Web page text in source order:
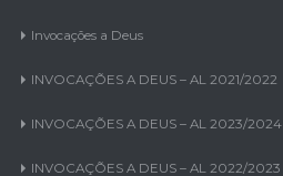
Invocações a Deus
INVOCAÇÕES A DEUS – AL 2021/2022
INVOCAÇÕES A DEUS – AL 2023/2024
INVOCAÇÕES A DEUS – AL 2022/2023